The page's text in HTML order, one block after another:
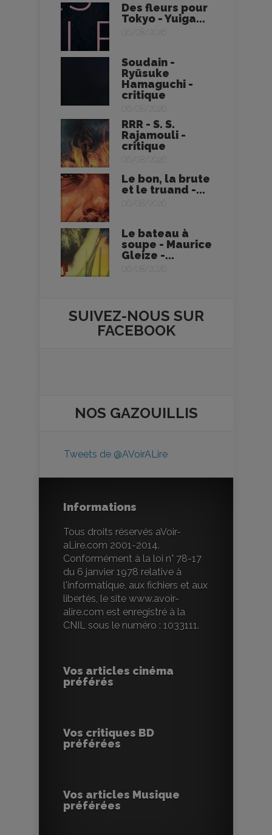
Des fleurs pour
Tokyo - Yuiga...
06/08/2026
Soudain -
Ryūsuke
Hamaguchi -
critique
06/08/2026
RRR - S. S.
Rajamouli -
critique
06/08/2026
Le bon, la brute
et le truand -...
06/08/2026
Le bateau à
soupe - Maurice
Gleize -...
06/08/2026
SUIVEZ-NOUS SUR
FACEBOOK
NOS GAZOUILLIS
Tweets de @AVoirALire
Informations
Tous droits réservés aVoir-
aLire.com 2001-2014.
Conformément à la loi n° 78-17
du 6 janvier 1978 relative à
l'informatique, aux fichiers et aux
libertés, le site www.avoir-
alire.com est enregistré à la
CNIL sous le numéro : 1033111.
Vos articles cinéma
préférés
Vos critiques BD
préférées
Vos articles Musique
préférées